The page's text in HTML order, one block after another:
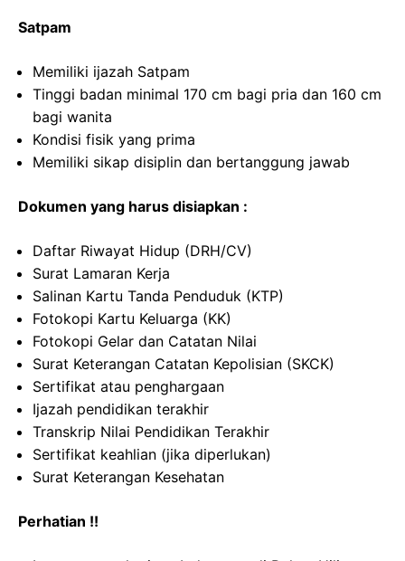
Satpam
Memiliki ijazah Satpam
Tinggi badan minimal 170 cm bagi pria dan 160 cm
bagi wanita
Kondisi fisik yang prima
Memiliki sikap disiplin dan bertanggung jawab
Dokumen yang harus disiapkan :
Daftar Riwayat Hidup (DRH/CV)
Surat Lamaran Kerja
Salinan Kartu Tanda Penduduk (KTP)
Fotokopi Kartu Keluarga (KK)
Fotokopi Gelar dan Catatan Nilai
Surat Keterangan Catatan Kepolisian (SKCK)
Sertifikat atau penghargaan
Ijazah pendidikan terakhir
Transkrip Nilai Pendidikan Terakhir
Sertifikat keahlian (jika diperlukan)
Surat Keterangan Kesehatan
Perhatian !!